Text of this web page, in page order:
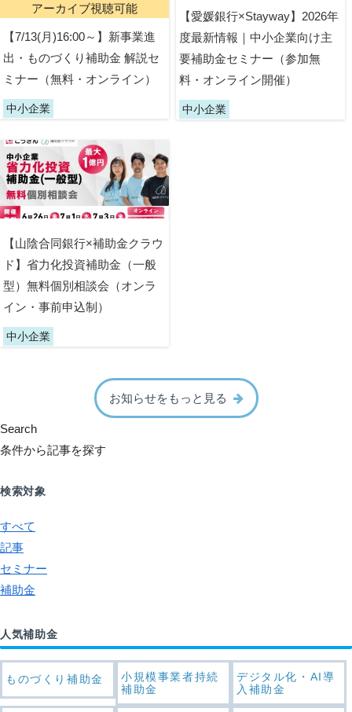
アーカイブ視聴可能
【7/13(月)16:00～】新事業進
出・ものづくり補助金 解説セ
ミナー（無料・オンライン）
中小企業
【愛媛銀行×Stayway】2026年
度最新情報｜中小企業向け主
要補助金セミナー（参加無
料・オンライン開催）
中小企業
【山陰合同銀行×補助金クラウ
ド】省力化投資補助金（一般
型）無料個別相談会（オンラ
イン・事前申込制）
中小企業
お知らせをもっと見る
Search
条件から記事を探す
検索対象
すべて
記事
セミナー
補助金
人気補助金
ものづくり補助金
小規模事業者持続
補助金
デジタル化・AI導
入補助金